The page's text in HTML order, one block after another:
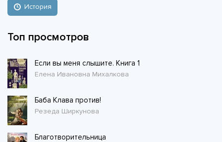
История
Топ просмотров
Если вы меня слышите. Книга 1
Елена Ивановна Михалкова
Баба Клава против!
Резеда Ширкунова
Благотворительница